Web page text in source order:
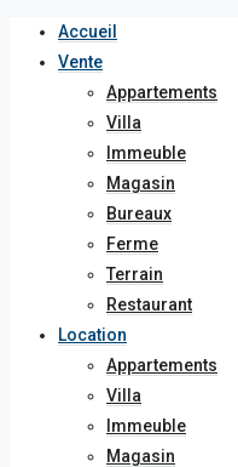
Accueil
Vente
Appartements
Villa
Immeuble
Magasin
Bureaux
Ferme
Terrain
Restaurant
Location
Appartements
Villa
Immeuble
Magasin